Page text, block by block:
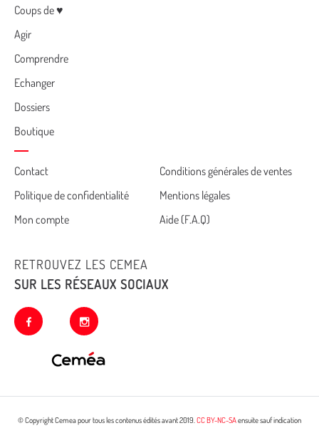
Menu
Coups de ♥
Agir
Comprendre
Echanger
Dossiers
Boutique
Cemea
footer
Contact
Conditions générales de ventes
Politique de confidentialité
Mentions légales
Mon compte
Aide (F.A.Q)
RETROUVEZ LES CEMEA
SUR LES RÉSEAUX SOCIAUX
facebook instagram
© Copyright Cemea pour tous les contenus édités avant 2019.CC BY-NC-SAensuite sauf indication